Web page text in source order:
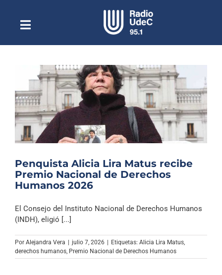
contenidoToggle
NavigationEscuchar Radio UdeC en vivo
Quiénes Somos
Programación
Podcast
Noticias
Columnas
Música Clásica
Especiales
Penquista Alicia Lira Matus recibe
Premio Nacional de Derechos
Humanos 2026
El Consejo del Instituto Nacional de Derechos Humanos
(INDH), eligió [...]
Por Alejandra Vera | julio 7, 2026 | Etiquetas: Alicia Lira Matus
derechos humanos Premio Nacional de Derechos Humanos